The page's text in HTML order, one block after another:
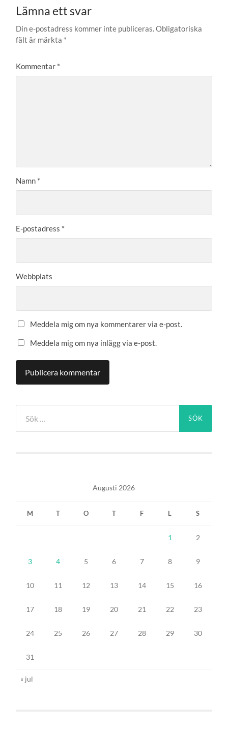
Lämna ett svar
Din e-postadress kommer inte publiceras.Obligatoriska
fält är märkta *
Kommentar *
Namn *
E-postadress *
Webbplats
Meddela mig om nya kommentarer via e-post.
Meddela mig om nya inlägg via e-post.
efter:
Augusti 2026
M T O T F L S
1 2
3 4 5 6 7 8 9
10 11 12 13 14 15 16
17 18 19 20 21 22 23
24 25 26 27 28 29 30
31
« jul